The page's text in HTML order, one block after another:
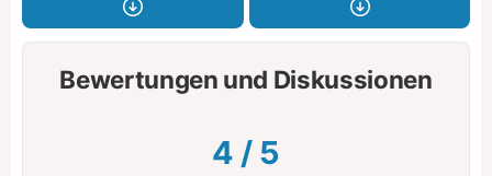
Bewertungen und Diskussionen
4 / 5